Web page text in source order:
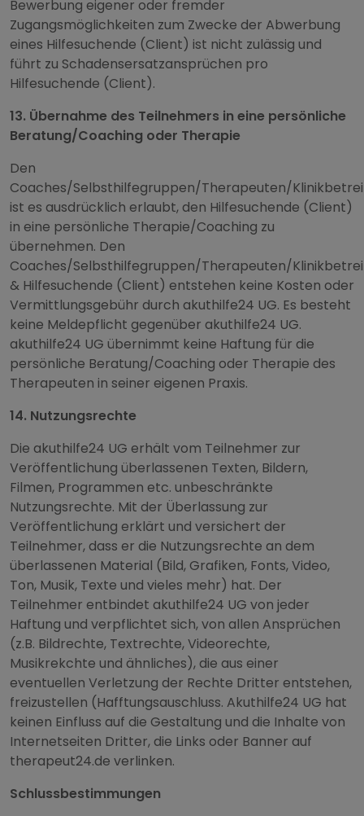
Bewerbung eigener oder fremder
Zugangsmöglichkeiten zum Zwecke der Abwerbung
eines Hilfesuchende (Client) ist nicht zulässig und
führt zu Schadensersatzansprüchen pro
Hilfesuchende (Client).
13. Übernahme des Teilnehmers in eine persönliche
Beratung/Coaching oder Therapie
Den
Coaches/Selbsthilfegruppen/Therapeuten/
ist es ausdrücklich erlaubt, den Hilfesuchende (Client)
in eine persönliche Therapie/Coaching zu
übernehmen. Den
Coaches/Selbsthilfegruppen/Therapeuten/
& Hilfesuchende (Client) entstehen keine Kosten oder
Vermittlungsgebühr durch akuthilfe24 UG. Es besteht
keine Meldepflicht gegenüber akuthilfe24 UG.
akuthilfe24 UG übernimmt keine Haftung für die
persönliche Beratung/Coaching oder Therapie des
Therapeuten in seiner eigenen Praxis.
14. Nutzungsrechte
Die akuthilfe24 UG erhält vom Teilnehmer zur
Veröffentlichung überlassenen Texten, Bildern,
Filmen, Programmen etc. unbeschränkte
Nutzungsrechte. Mit der Überlassung zur
Veröffentlichung erklärt und versichert der
Teilnehmer, dass er die Nutzungsrechte an dem
überlassenen Material (Bild, Grafiken, Fonts, Video,
Ton, Musik, Texte und vieles mehr) hat. Der
Teilnehmer entbindet akuthilfe24 UG von jeder
Haftung und verpflichtet sich, von allen Ansprüchen
(z.B. Bildrechte, Textrechte, Videorechte,
Musikrekchte und ähnliches), die aus einer
eventuellen Verletzung der Rechte Dritter entstehen,
freizustellen (Hafftungsauschluss. Akuthilfe24 UG hat
keinen Einfluss auf die Gestaltung und die Inhalte von
Internetseiten Dritter, die Links oder Banner auf
therapeut24.de verlinken.
Schlussbestimmungen